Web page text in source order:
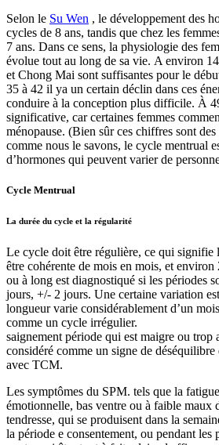
Selon le Su Wen , le développement des
cycles de 8 ans, tandis que chez les
7 ans. Dans ce sens, la physiologie des
évolue tout au long de sa vie. A environ
et Chong Mai sont suffisantes pour le
35 à 42 il ya un certain déclin dans ces
conduire à la conception plus difficile. À
significative, car certaines femmes
ménopause. (Bien sûr ces chiffres sont
comme nous le savons, le cycle mentrual
d’hormones qui peuvent varier de
Cycle Mentrual
La durée du cycle et la régularité
Le cycle doit être régulière, ce qui signifie
être cohérente de mois en mois, et
ou à long est diagnostiqué si les périodes
jours, +/- 2 jours. Une certaine variation
longueur varie considérablement d’un
comme un cycle irrégulier.
saignement période qui est maigre ou trop
considéré comme un signe de déséquilibre
avec TCM.
Les symptômes du SPM. tels que la
émotionnelle, bas ventre ou à faible maux
tendresse, qui se produisent dans la
la période e consentement, ou pendant les